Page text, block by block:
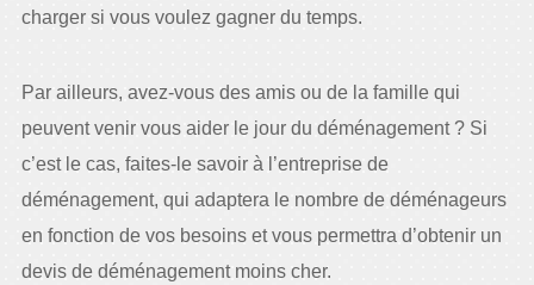
charger si vous voulez gagner du temps.
Par ailleurs, avez-vous des amis ou de la famille qui
peuvent venir vous aider le jour du déménagement ? Si
c’est le cas, faites-le savoir à l’entreprise de
déménagement, qui adaptera le nombre de déménageurs
en fonction de vos besoins et vous permettra d’obtenir un
devis de déménagement moins cher.